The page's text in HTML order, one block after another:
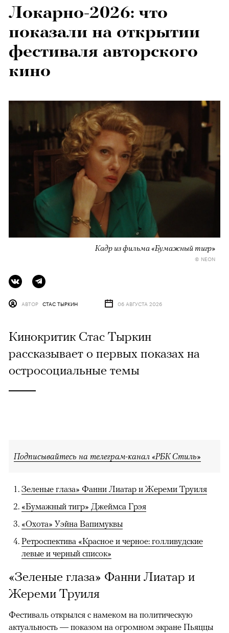
Локарно-2026: что
показали на открытии
фестиваля авторского
кино
Кадр из фильма «Бумажный тигр»
© NEON
АВТОР СТАС ТЫРКИН 06 АВГУСТА 2026
Кинокритик Стас Тыркин
рассказывает о первых показах на
остросоциальные темы
Подписывайтесь на телеграм-канал «РБК Стиль»
Зеленые глаза» Фанни Лиатар и Жереми Труиля
«Бумажный тигр» Джеймса Грэя
«Охота» Уэйна Вапимуквы
Ретроспектива «Красное и черное: голливудские
левые и черный список»
«Зеленые глаза» Фанни Лиатар и
Жереми Труиля
Фестиваль открылся с намеком на политическую
актуальность — показом на огромном экране Пьяццы